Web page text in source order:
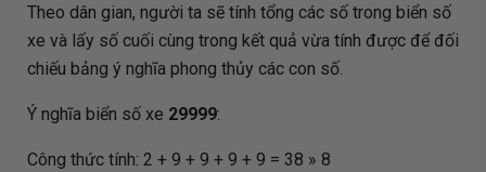
Theo dân gian, người ta sẽ tính tổng các số trong biển số
xe và lấy số cuối cùng trong kết quả vừa tính được để đối
chiếu bảng ý nghĩa phong thủy các con số.
Ý nghĩa biển số xe 29999:
Công thức tính: 2 + 9 + 9 + 9 + 9 = 38 » 8